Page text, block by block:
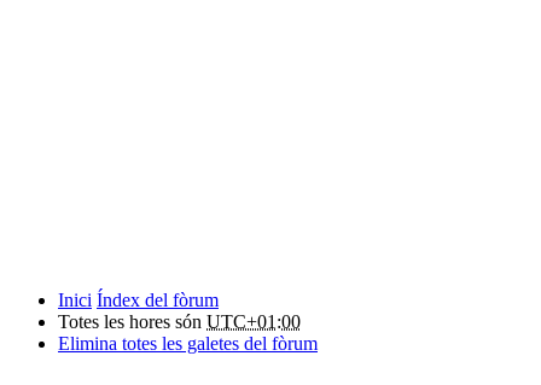
Inici Índex del fòrum
Totes les hores són UTC+01:00
Elimina totes les galetes del fòrum